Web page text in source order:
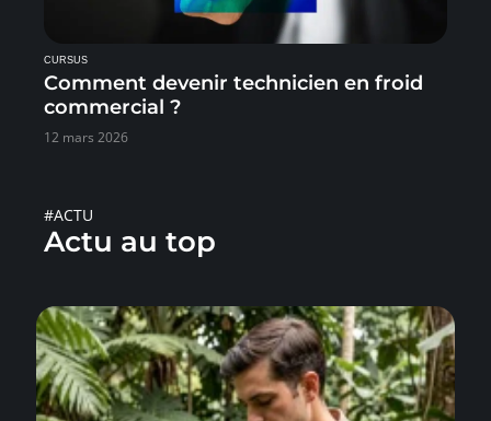
CURSUS
Comment devenir technicien en froid
commercial ?
12 mars 2026
#ACTU
Actu au top